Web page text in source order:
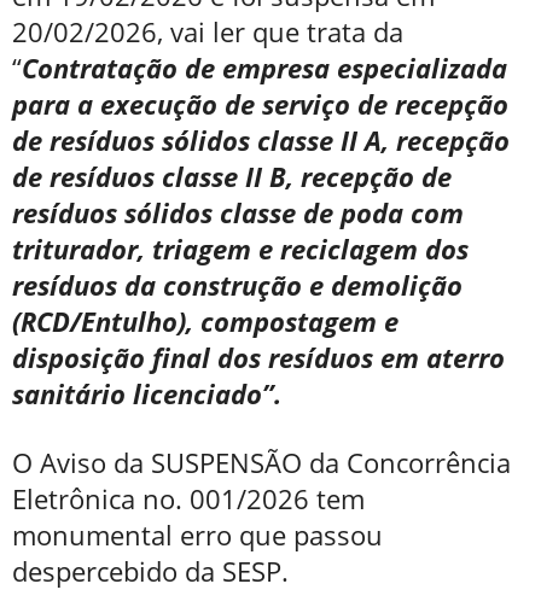
20/02/2026, vai ler que trata da
“Contratação de empresa especializada
para a execução de serviço de recepção
de resíduos sólidos classe II A, recepção
de resíduos classe II B, recepção de
resíduos sólidos classe de poda com
triturador, triagem e reciclagem dos
resíduos da construção e demolição
(RCD/Entulho), compostagem e
disposição final dos resíduos em aterro
sanitário licenciado”.
O Aviso da SUSPENSÃO da Concorrência
Eletrônica no. 001/2026 tem
monumental erro que passou
despercebido da SESP.